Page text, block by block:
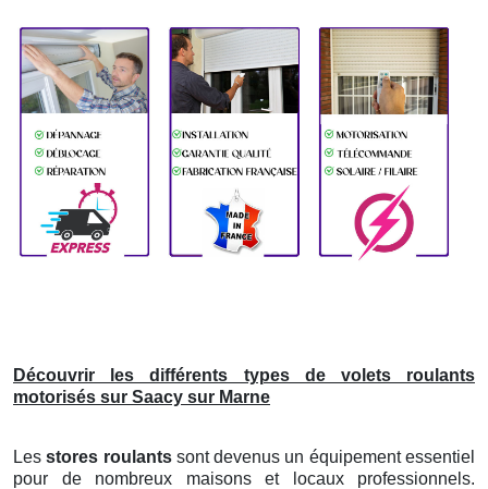
Découvrir les différents types de volets roulants
motorisés sur Saacy sur Marne
Lesstores roulantssont devenus un équipement essentiel
pour de nombreux maisons et locaux professionnels.